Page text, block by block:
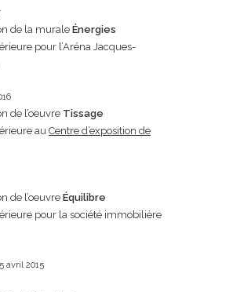
de la murale Énergies
pour l’Aréna Jacques-
de l’oeuvre Tissage
auCentre d’exposition de
de l’oeuvre Équilibre
pour la société immobilière
avril 2015